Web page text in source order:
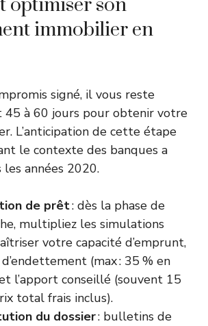
optimiser son
immobilier en
signé, il vous reste
45 à 60 jours pour obtenir votre
L’anticipation de cette étape
le contexte des banques a
années 2020.
de prêt: dès la phase de
multipliez les simulations
votre capacité d’emprunt,
(max : 35 % en
l’apport conseillé (souvent 15
total frais inclus).
du dossier: bulletins de